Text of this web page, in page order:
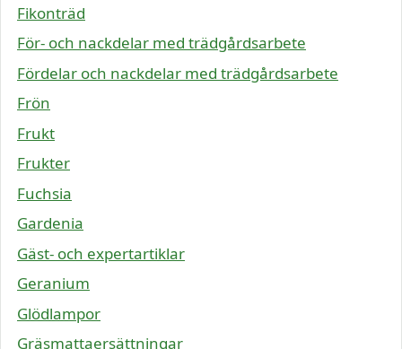
Fikonträd
För- och nackdelar med trädgårdsarbete
Fördelar och nackdelar med trädgårdsarbete
Frön
Frukt
Frukter
Fuchsia
Gardenia
Gäst- och expertartiklar
Geranium
Glödlampor
Gräsmattaersättningar